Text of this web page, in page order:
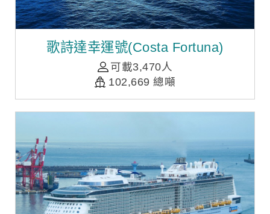
歌詩達幸運號(Costa Fortuna)
可載3,470人
102,669 總噸